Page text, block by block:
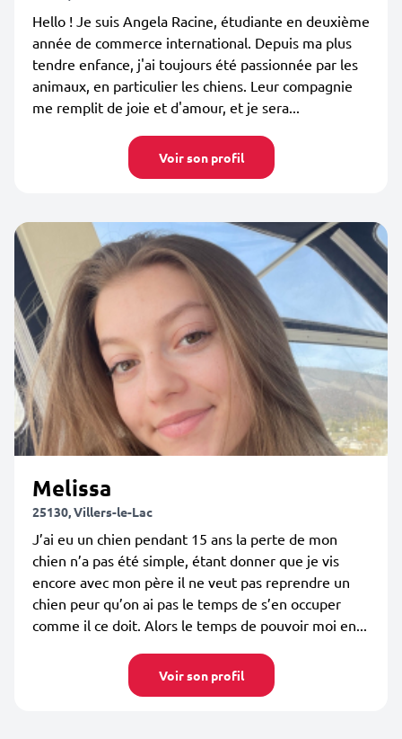
Hello ! Je suis Angela Racine, étudiante en deuxième
année de commerce international. Depuis ma plus
tendre enfance, j'ai toujours été passionnée par les
animaux, en particulier les chiens. Leur compagnie
me remplit de joie et d'amour, et je sera...
Voir son profil
Melissa
25130, Villers-le-Lac
J’ai eu un chien pendant 15 ans la perte de mon
chien n’a pas été simple, étant donner que je vis
encore avec mon père il ne veut pas reprendre un
chien peur qu’on ai pas le temps de s’en occuper
comme il ce doit. Alors le temps de pouvoir moi en...
Voir son profil